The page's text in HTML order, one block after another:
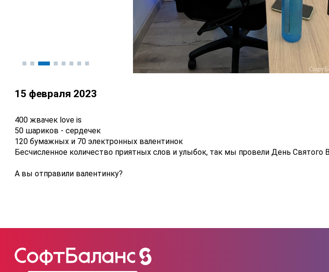
15 февраля 2023
400 жвачек love is
50 шариков - сердечек
120 бумажных и 70 электронных валентинок
Бесчисленное количество приятных слов и улыбок, так мы провели День Святого
А вы отправили валентинку?